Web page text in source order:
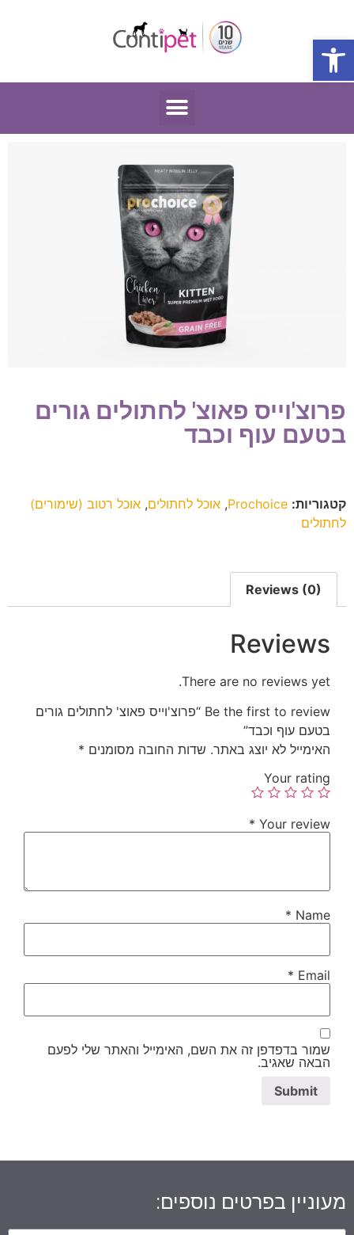
פתח סרגל נגישות
פרוצ'וייס פאוצ' לחתולים גורים
בטעם עוף וכבד
קטגוריות: Prochoice
, אוכל לחתולים, אוכל רטוב (שימורים)
לחתולים
Reviews (0)
Reviews
There are no reviews yet.
Be the first to review “פרוצ'וייס פאוצ' לחתולים גורים
בטעם עוף וכבד”
האימייל לא יוצג באתר. שדות החובה מסומנים *
Your rating
Your review
*
Name
*
Email
*
שמור בדפדפן זה את השם, האימייל והאתר שלי לפעם
הבאה שאגיב.
מעוניין בפרטים נוספים: